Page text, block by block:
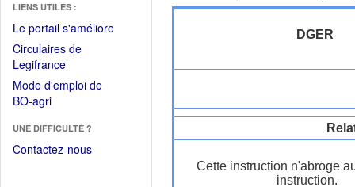
LIENS UTILES :
Le portail s'améliore(Fichier
Circulaires de
Legifrance(Ouvrir
dans
une
fenêtre)
Mode d'emploi de
BO-agri(Ouvrir
une
nouvelle
UNE DIFFICULTÉ ?
Contactez-nous
DGER
Cette instruction n'abroge
instruction.